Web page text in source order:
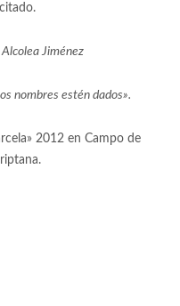
Jiménez
nombres estén dados».
2012 en Campo de